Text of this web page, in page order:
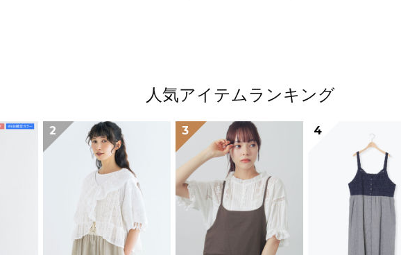
人気アイテムランキング
2 3 4